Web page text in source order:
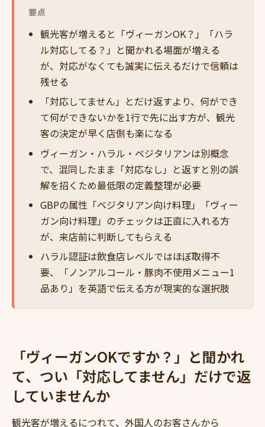
要点
観光客が増えると「ヴィーガンOK？」「ハラ
ル対応してる？」と聞かれる場面が増える
が、対応がなくても誠実に伝えるだけで信頼は
残せる
「対応してません」とだけ返すより、何ができ
て何ができないかを1行で先に出す方が、観光
客の決定が早く店側も楽になる
ヴィーガン・ハラル・ベジタリアンは別概念
で、混同したまま「対応なし」と返すと別の誤
解を招くため最低限の定義整理が必要
GBPの属性「ベジタリアン向け料理」「ヴィー
ガン向け料理」のチェックは正直に入れる方
が、来店前に判断してもらえる
ハラル認証は飲食店レベルではほぼ取得不
要、「ノンアルコール・豚肉不使用メニュー1
品あり」を英語で伝える方が現実的な選択肢
「ヴィーガンOKですか？」と聞かれ
て、つい「対応してません」だけで返
していませんか
観光客が増えるにつれて、外国人のお客さんから